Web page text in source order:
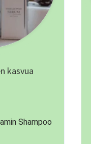
kasvua
Shampoo